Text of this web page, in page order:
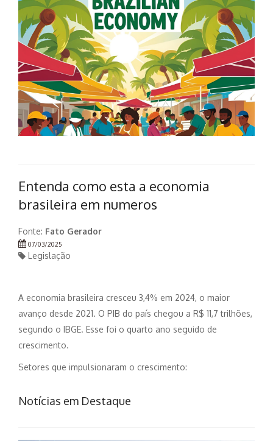
Entenda como esta a economia
brasileira em numeros
Fonte: Fato Gerador
07/03/2025
Legislação
A economia brasileira cresceu 3,4% em 2024, o maior
avanço desde 2021. O PIB do país chegou a R$ 11,7 trilhões,
segundo o IBGE. Esse foi o quarto ano seguido de
crescimento.
Setores que impulsionaram o crescimento:
Notícias em Destaque